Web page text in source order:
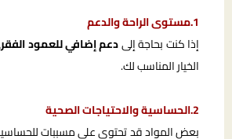
1.مستوى الراحة والدعم
إذا كنت بحاجة إلىدعم إضافي للعمود
الخيار المناسب لك.
2.الحساسية والاحتياجات الصحية
بعض المواد قد تحتوي على مسببات